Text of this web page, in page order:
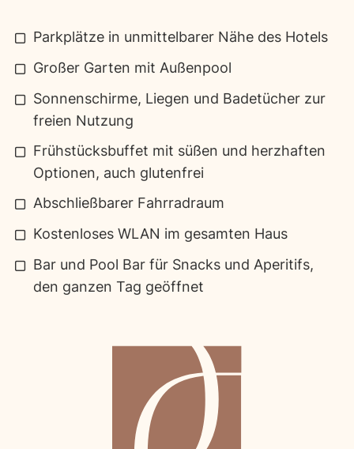
Parkplätze in unmittelbarer Nähe des Hotels
Großer Garten mit Außenpool
Sonnenschirme, Liegen und Badetücher zur
freien Nutzung
Frühstücksbuffet mit süßen und herzhaften
Optionen, auch glutenfrei
Abschließbarer Fahrradraum
Kostenloses WLAN im gesamten Haus
Bar und Pool Bar für Snacks und Aperitifs,
den ganzen Tag geöffnet